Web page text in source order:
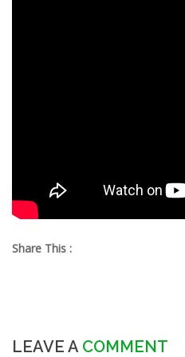
Share This :
LEAVE A COMMENT